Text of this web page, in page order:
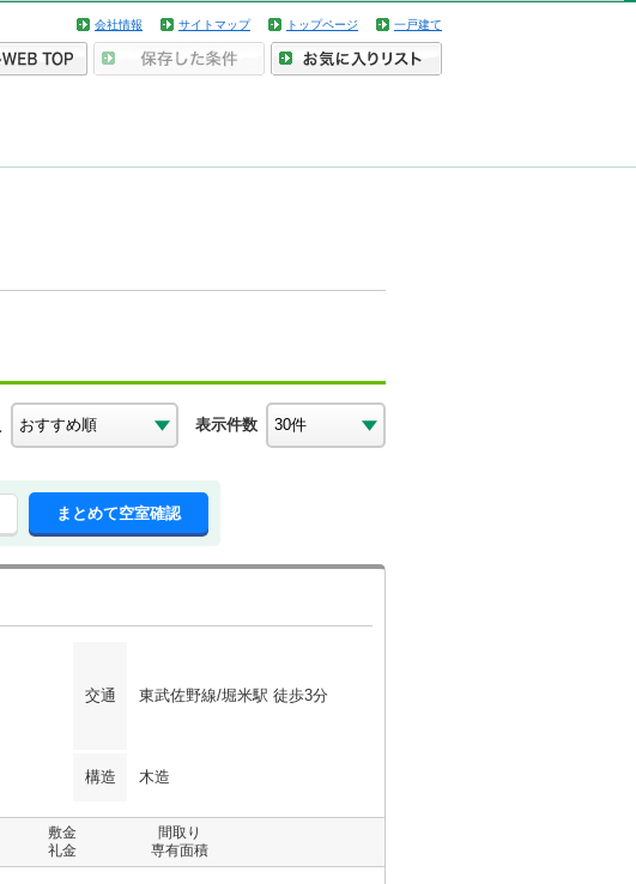
会社情報 サイトマップ トップページ 一戸建て
表示件数
まとめて空室確認
交通
東武佐野線/堀米駅 徒歩3分
構造 木造
敷金
礼金
間取り
専有面積